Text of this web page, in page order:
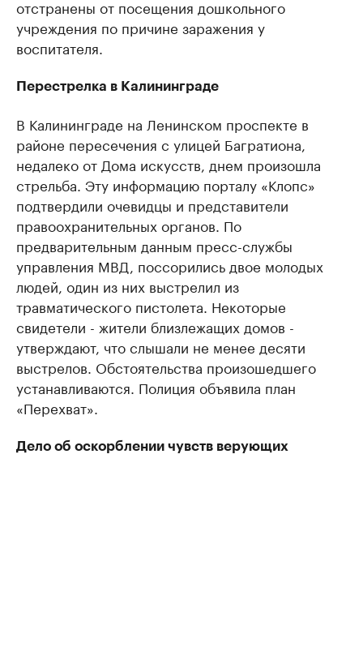
отстранены от посещения дошкольного
учреждения по причине заражения у
воспитателя.
Перестрелка в Калининграде
В Калининграде на Ленинском проспекте в
районе пересечения с улицей Багратиона,
недалеко от Дома искусств, днем произошла
стрельба. Эту информацию порталу «Клопс»
подтвердили очевидцы и представители
правоохранительных органов. По
предварительным данным пресс-службы
управления МВД, поссорились двое молодых
людей, один из них выстрелил из
травматического пистолета. Некоторые
свидетели - жители близлежащих домов -
утверждают, что слышали не менее десяти
выстрелов. Обстоятельства произошедшего
устанавливаются. Полиция объявила план
«Перехват».
Дело об оскорблении чувств верующих